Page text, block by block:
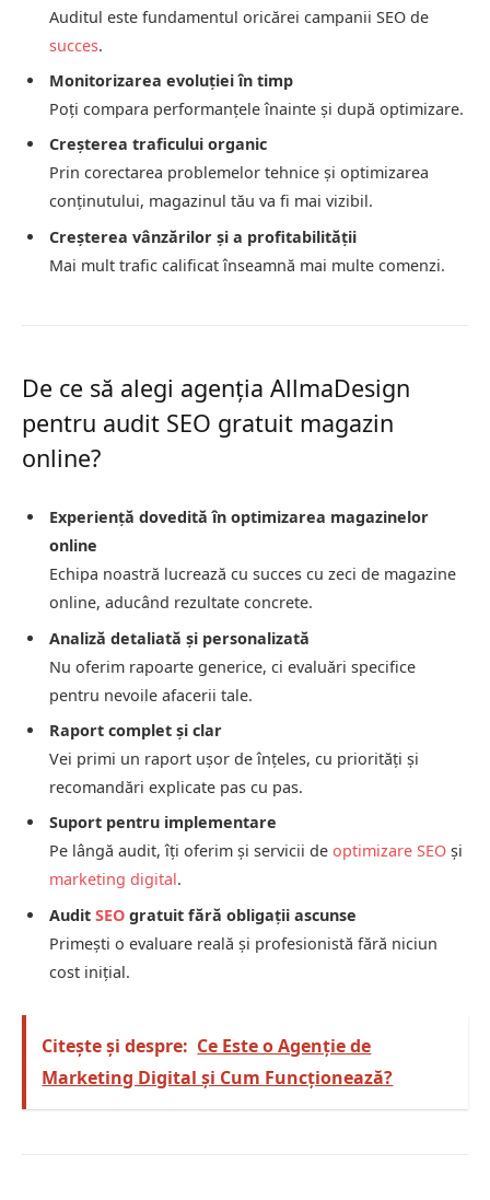
Auditul este fundamentul oricărei campanii SEO de
succes.
Monitorizarea evoluției în timp
Poți compara performanțele înainte și după optimizare.
Creșterea traficului organic
Prin corectarea problemelor tehnice și optimizarea
conținutului, magazinul tău va fi mai vizibil.
Creșterea vânzărilor și a profitabilității
Mai mult trafic calificat înseamnă mai multe comenzi.
De ce să alegi agenția AllmaDesign
pentru audit SEO gratuit magazin
online?
Experiență dovedită în optimizarea magazinelor
online
Echipa noastră lucrează cu succes cu zeci de magazine
online, aducând rezultate concrete.
Analiză detaliată și personalizată
Nu oferim rapoarte generice, ci evaluări specifice
pentru nevoile afacerii tale.
Raport complet și clar
Vei primi un raport ușor de înțeles, cu priorități și
recomandări explicate pas cu pas.
Suport pentru implementare
Pe lângă audit, îți oferim și servicii de optimizare SEO și
marketing digital.
Audit SEO gratuit fără obligații ascunse
Primești o evaluare reală și profesionistă fără niciun
cost inițial.
Citește și despre: Ce Este o Agenție de
Marketing Digital și Cum Funcționează?